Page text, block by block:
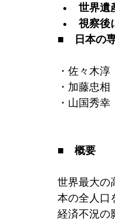
世界遺
視察後
■　日本の
・佐々木
・加藤忠
・山国秀
■　概要
世界最大の
本の全人口
経済不況の